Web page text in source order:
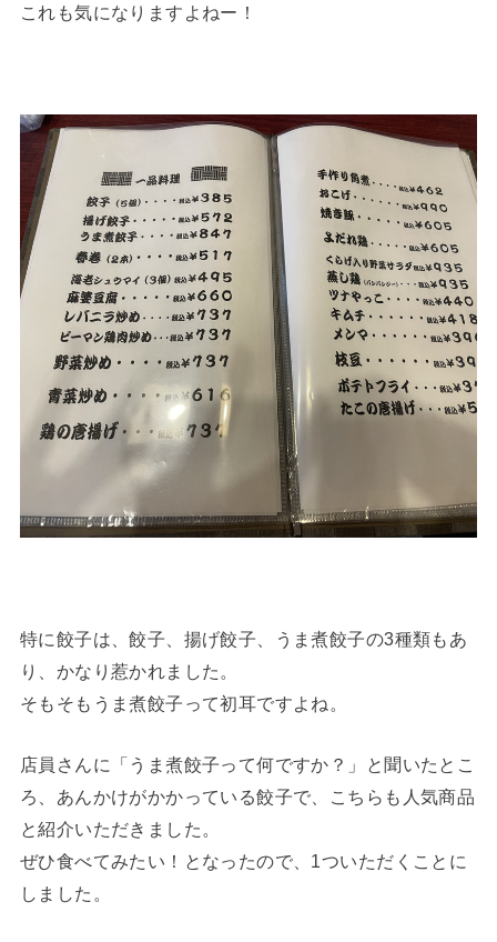
これも気になりますよねー！
特に餃子は、餃子、揚げ餃子、うま煮餃子の3種類もあ
り、かなり惹かれました。
そもそもうま煮餃子って初耳ですよね。
店員さんに「うま煮餃子って何ですか？」と聞いたとこ
ろ、あんかけがかかっている餃子で、こちらも人気商品
と紹介いただきました。
ぜひ食べてみたい！となったので、1ついただくことに
しました。